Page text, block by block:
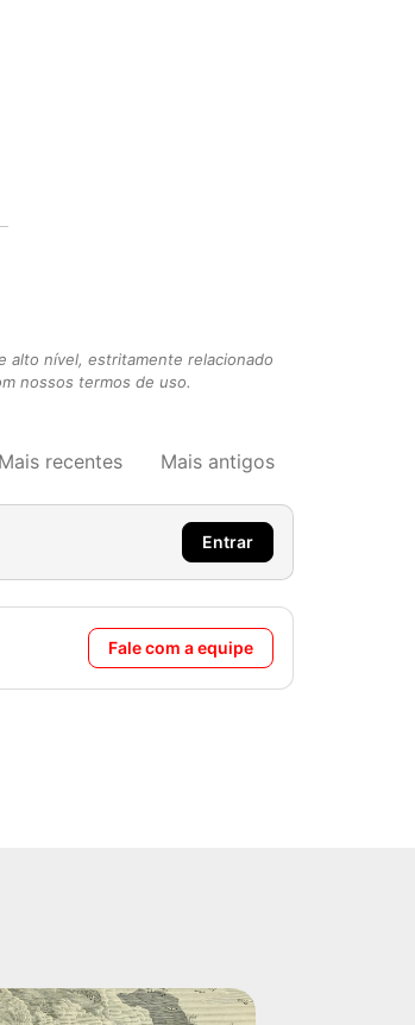
alto nível, estritamente relacionado
nossos termos de uso.
Mais recentes Mais antigos
Entrar
Fale com a equipe